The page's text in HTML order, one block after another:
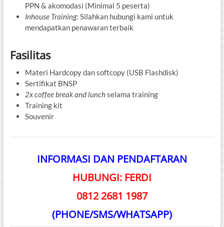
PPN & akomodasi (Minimal 5 peserta)
Inhouse Training: Silahkan hubungi kami untuk
mendapatkan penawaran terbaik
Fasilitas
Materi Hardcopy dan softcopy (USB Flashdisk)
Sertifikat BNSP
2x coffee break and lunchselama training
Training kit
Souvenir
INFORMASI DAN PENDAFTARAN
HUBUNGI: FERDI
0812 2681 1987
(PHONE/SMS/WHATSAPP)